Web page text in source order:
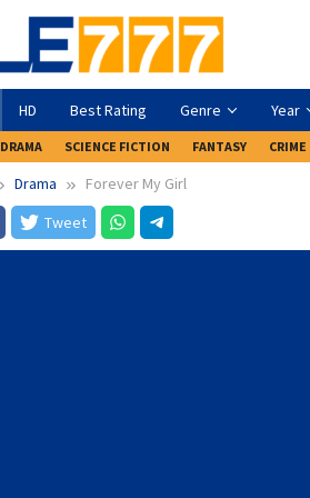
HD Best Rating Genre Year
DRAMA SCIENCE FICTION FANTASY CRIME
Drama
Forever My Girl
Tweet